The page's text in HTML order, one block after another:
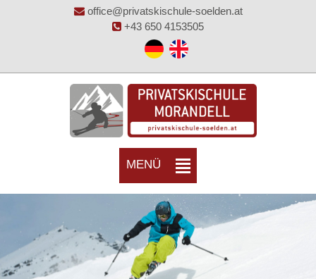
office@privatskischule-soelden.at
+43 650 4153505
MENÜ